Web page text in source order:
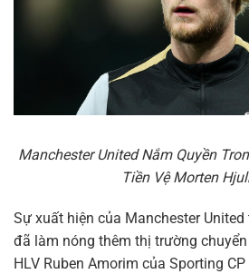
Manchester United Nắm Quyền
Tiền Vệ Morten
Sự xuất hiện của Manchester
đã làm nóng thêm thị trường
HLV Ruben Amorim của Sporting